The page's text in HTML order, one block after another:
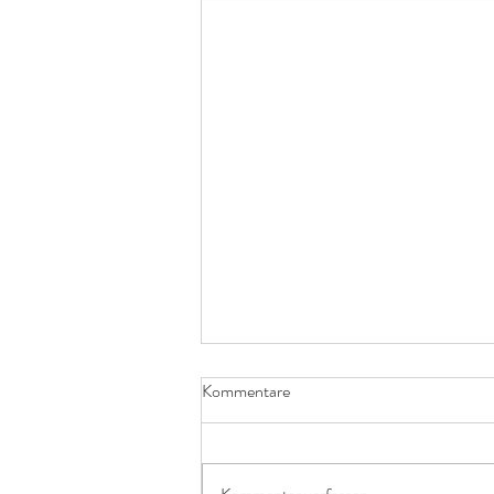
Kontrolle und Angst
Der Wunsch nach Kontrolle ist etwas,
Kommentare